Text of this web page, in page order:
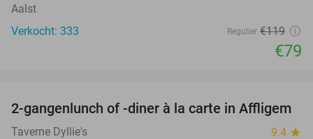
Aalst
Verkocht: 333
Regulier €119
€79
41%
2-gangenlunch of -diner à la carte in Affligem
Taverne Dyllie's 9.4 star